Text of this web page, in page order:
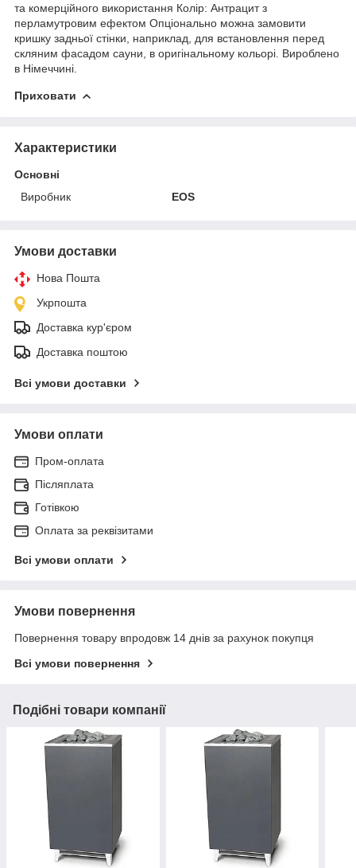
та комерційного використання Колір: Антрацит з
перламутровим ефектом Опціонально можна замовити
кришку задньої стінки, наприклад, для встановлення перед
скляним фасадом сауни, в оригінальному кольорі. Вироблено
в Німеччині.
Приховати
Характеристики
Основні
Виробник
EOS
Умови доставки
Нова Пошта
Укрпошта
Доставка кур'єром
Доставка поштою
Всі умови доставки
Умови оплати
Пром-оплата
Післяплата
Готівкою
Оплата за реквізитами
Всі умови оплати
Умови повернення
Повернення товару впродовж 14 днів за рахунок покупця
Всі умови повернення
Подібні товари компанії